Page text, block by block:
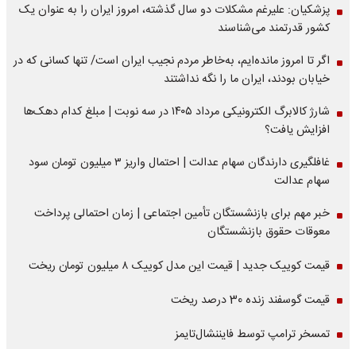
پزشکیان: علیرغم مشکلات دو سال گذشته، امروز ایران را به عنوان یک
کشور قدرتمند می‌شناسند
اگر تا امروز مانده‌ایم، به‌خاطر مردم نجیب ایران است/ تنها کسانی که در
خیابان بودند، ایران ما را نگه نداشتند
شارژ کالابرگ الکترونیکی مرداد ۱۴۰۵ در سه نوبت | مبلغ کدام دهک‌ها
افزایش یافت؟
غافلگیری دارندگان سهام عدالت | احتمال واریز ۳ میلیون تومان سود
سهام عدالت
خبر مهم برای بازنشستگان تأمین اجتماعی | زمان احتمالی پرداخت
معوقات حقوق بازنشستگان
قیمت کوییک جدید | قیمت این مدل کوییک ۸ میلیون تومان ریخت
قیمت گوسفند زنده 30 درصد ریخت
تمسخر ترامپ توسط فایننشال‌تایمز